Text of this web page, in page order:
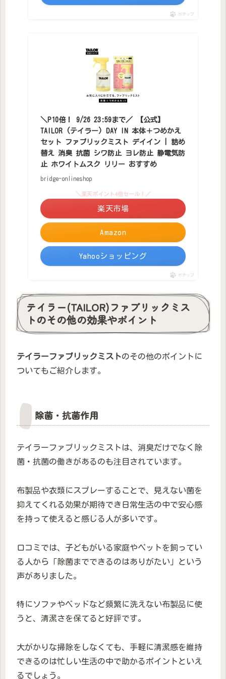
ポチップ
＼P10倍！ 9/26 23:59まで／ 【公式】
TAILOR (テイラー) DAY IN 本体＋つめかえ
セット ファブリックミスト デイイン | 詰め
替え 消臭 抗菌 シワ防止 ヨレ防止 静電気防
止 ホワイトムスク リリー おすすめ
bridge-onlineshop
Amazon
＼楽天ポイント4倍セール！／
楽天市場
Yahooショッピング
ポチップ
テイラー(TAILOR)ファブリックミス
トのその他の効果やポイント
テイラーファブリックミストのその他のポイントに
ついてもご紹介します。
除菌・抗菌作用
テイラーファブリックミストは、消臭だけでなく除
菌・抗菌の働きがあるのも注目されています。
布製品や衣類にスプレーすることで、見えない菌を
抑えてくれる効果が期待でき日常生活の中で安心感
を持って使えると感じる人が多いです。
口コミでは、子どもがいる家庭やペットを飼ってい
る人から「除菌までできるのはありがたい」という
声がありました。
特にソファやベッドなど頻繁に洗えない布製品に使
うと、清潔さを保てると好評です。
大がかりな掃除をしなくても、手軽に清潔感を維持
できるのは忙しい生活の中で助かるポイントといえ
るでしょう。